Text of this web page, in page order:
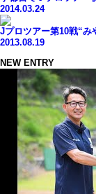
2014.03.24
Jプロツアー第10戦“
2013.08.19
NEW ENTRY